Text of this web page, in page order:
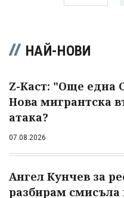
НАЙ-НОВИ
Z-Каст: "Още една
Нова мигрантска
атака?
07.08.2026
Ангел Кунчев за
разбирам смисъла